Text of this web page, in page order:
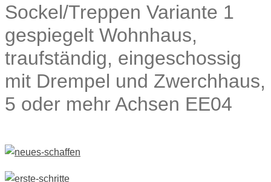
Sockel/Treppen Variante 1
gespiegelt Wohnhaus,
traufständig, eingeschossig
mit Drempel und Zwerchhaus,
5 oder mehr Achsen EE04